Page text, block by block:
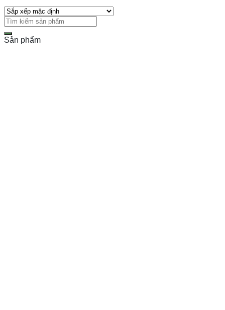
Sản phẩm